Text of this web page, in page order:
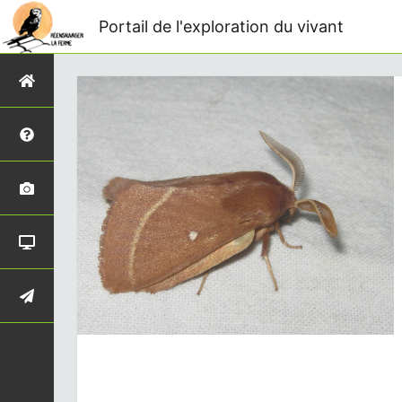
Portail de l'exploration du vivant